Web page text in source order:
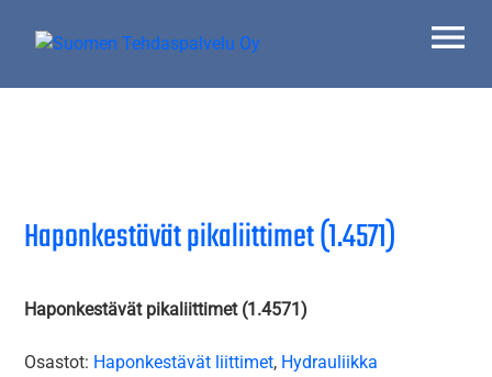
Haponkestävät pikaliittimet (1.4571)
Haponkestävät pikaliittimet (1.4571)
Osastot: Haponkestävät liittimet, Hydrauliikka